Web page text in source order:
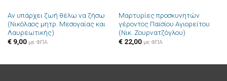
Αν υπάρχει ζωή θέλω να ζήσω
(Νικόλαος μητρ. Μεσογαίας και
Λαυρεωτικής)
€9,00 με ΦΠΑ
Μαρτυρίες προσκυνητών
γέροντος Παϊσίου Αγιορείτου
(Νικ. Ζουρνατζόγλου)
€22,00 με ΦΠΑ